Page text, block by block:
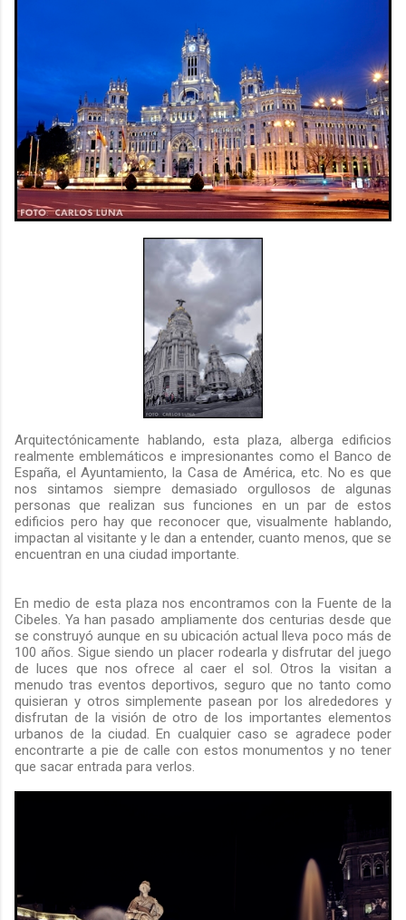
Arquitectónicamente hablando, esta plaza, alberga edificios
realmente emblemáticos e impresionantes como el Banco de
España, el Ayuntamiento, la Casa de América, etc. No es que
nos sintamos siempre demasiado orgullosos de algunas
personas que realizan sus funciones en un par de estos
edificios pero hay que reconocer que, visualmente hablando,
impactan al visitante y le dan a entender, cuanto menos, que se
encuentran en una ciudad importante.
En medio de esta plaza nos encontramos con la Fuente de la
Cibeles. Ya han pasado ampliamente dos centurias desde que
se construyó aunque en su ubicación actual lleva poco más de
100 años. Sigue siendo un placer rodearla y disfrutar del juego
de luces que nos ofrece al caer el sol. Otros la visitan a
menudo tras eventos deportivos, seguro que no tanto como
quisieran y otros simplemente pasean por los alrededores y
disfrutan de la visión de otro de los importantes elementos
urbanos de la ciudad. En cualquier caso se agradece poder
encontrarte a pie de calle con estos monumentos y no tener
que sacar entrada para verlos.